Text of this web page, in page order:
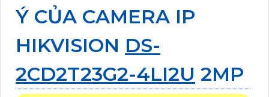
Ý CỦA CAMERA IP
HIKVISION DS-
2CD2T23G2-4LI2U 2MP